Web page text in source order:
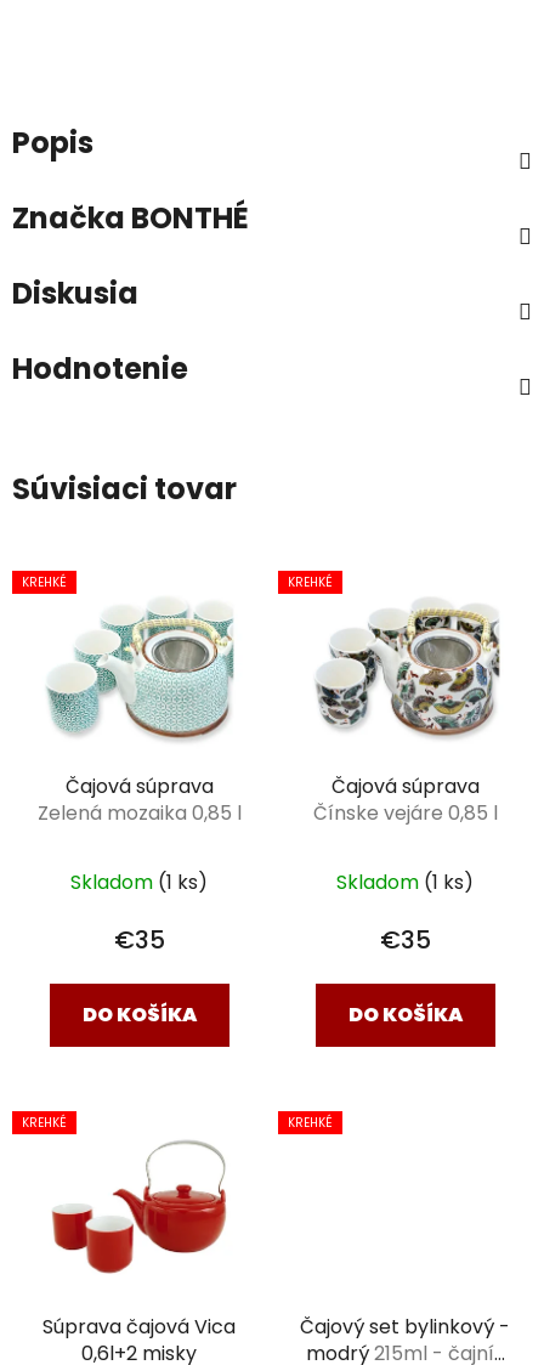
Popis
Značka BONTHÉ
Diskusia
Hodnotenie
Súvisiaci tovar
KREHKÉ
Čajová súprava
Zelená mozaika 0,85 l
Skladom (1 ks)
€35
DO KOŠÍKA
KREHKÉ
Čajová súprava
Čínske vejáre 0,85 l
Skladom (1 ks)
€35
DO KOŠÍKA
KREHKÉ
Súprava čajová Vica
0,6l+2 misky
KREHKÉ
Čajový set bylinkový -
modrý215ml - čajník